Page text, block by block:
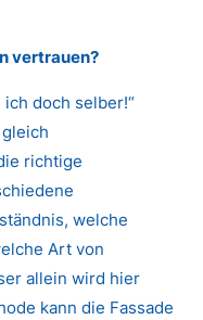
vertrauen?
doch selber!“
richtige
welche
Art von
allein wird hier
kann die Fassade